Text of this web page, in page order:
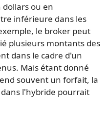
dollars ou en
inférieure dans les
le broker peut
plusieurs montants des
dans le cadre d'un
Mais étant donné
souvent un forfait, la
l'hybride pourrait